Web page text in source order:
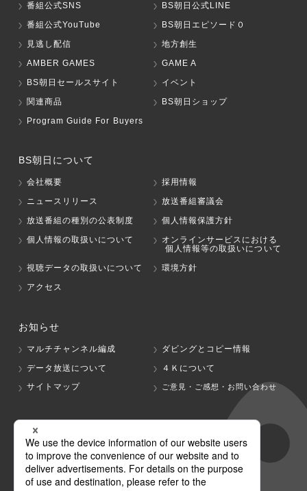
番組公式SNS
BS朝日公式LINE
番組公式YouTube
BS朝日エピソード０
見逃し配信
地方創生
AMBER GAMES
GAME A
BS朝日セールスサイト
イベント
関連商品
BS朝日ショップ
Program Guide For Buyers
BS朝日について
会社概要
採用情報
ニュースリリース
放送番組審議会
放送番組の種別の公表制度
個人情報保護方針
個人情報の取扱いについて
オンラインサービスにおける
個人情報等の取扱いについて
視聴データの取扱いについて
環境方針
アクセス
お知らせ
マルチチャンネル編成
ダビングとコピー情報
データ放送について
４Ｋについて
サイトマップ
ご意見・ご感想・お問い合わせ
グループ会社
テレビ朝日 テレ朝チャンネル